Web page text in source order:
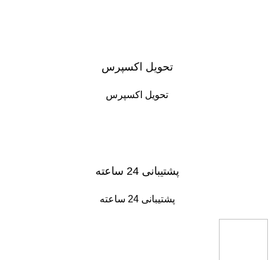
تحویل اکسپرس
تحویل اکسپرس
پشتیبانی 24 ساعته
پشتیبانی 24 ساعته